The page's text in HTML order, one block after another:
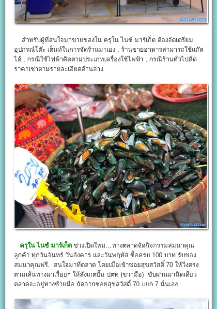
สำหรับผู้ที่สนใจมาขายของใน ครุใน ไนซ์ มาร์เก็ต ต้องจัดเตรียม
อุปกรณ์โต๊ะ-เต็นท์ในการจัดร้านมาเอง , ร้านขายอาหารสามารถใช้แก๊ส
ได้ , กรณีใช้ไฟฟ้าคิดตามประเภทเครื่องใช้ไฟฟ้า , กรณีร้านทั่วไปคิด
ราคาเช่าตามรายละเอียดด้านล่าง
ครุใน ไนซ์ มาร์เก็ต ช่วงเปิดใหม่…ทางตลาดจัดกิจกรรมสมนาคุณ
ลูกค้า ทุกวันจันทร์ วันอังคาร และวันพฤหัส ซื้อครบ 100 บาท รับของ
สมนาคุณฟรี. สนใจมาที่ตลาด โดยเมื่อเข้าซอยสุขสวัสดิ์ 70 ให้วิ่งตรง
ตามเส้นทางมาเรื่อยๆ ให้สังเกตปั๊ม ปตท (ขวามือ) ขับผ่านมานิดเดียว
ตลาดจะอยู่ทางซ้ายมือ ถัดจากซอยสุขสวัสดิ์ 70 แยก 7 นั่นเอง